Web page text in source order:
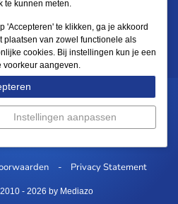
Privacy Statement
- 2026 by Mediazo
te kunnen meten.
'Accepteren' te klikken, ga je akkoord
plaatsen van zowel functionele als
cookies. Bij instellingen kun je een
voorkeur aangeven.
Instellingen aanpassen